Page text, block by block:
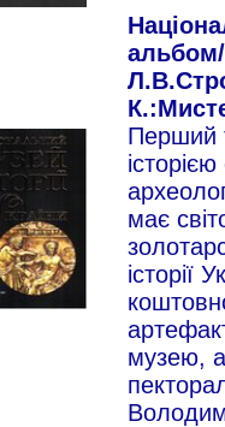
Перший
має
історії
музею, а